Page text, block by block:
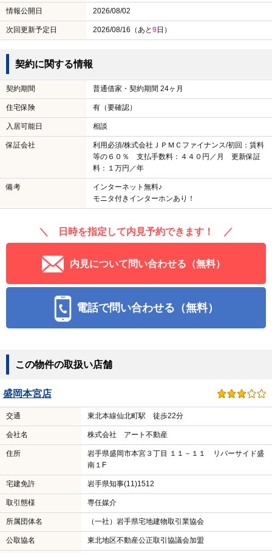
情報公開日 2026/08/02
次回更新予定日 2026/08/16（あと9日）
契約に関する情報
契約期間 普通借家・契約期間 24ヶ月
住宅保険 有（要確認）
入居可能日 相談
保証会社
利用必須/株式会社ＪＰＭＣファイナンス/初回：賃料
等の６０％ 支払手数料：４４０円／月 更新保証
料：１万円／年
備考
インターネット無料♪
モニタ付きインターホンあり！
＼ 日時を指定して内見予約できます！ ／
内見について問い合わせる（無料）
電話で問い合わせる（無料）
この物件の取扱い店舗
盛岡本宮店
交通 東北本線仙北町駅 徒歩22分
会社名 株式会社 アート不動産
住所
岩手県盛岡市本宮３丁目 １１－１１ リバーサイド盛
南１F
宅建免許 岩手県知事(11)1512
取引態様 専任媒介
所属団体名 （一社）岩手県宅地建物取引業協会
公取協名 東北地区不動産公正取引協議会加盟